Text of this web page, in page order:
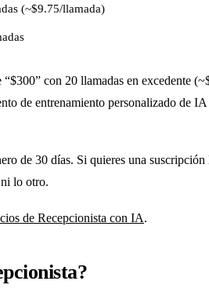
(~$9.75/llamada)
con 20 llamadas en excedente
entrenamiento personalizado de
de 30 días. Si quieres una
lo otro.
de Recepcionista con IA.